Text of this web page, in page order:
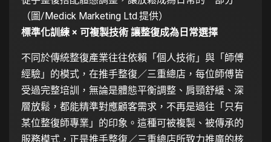
（圖/Medick Marketing Ltd.提供）
標準化訓練 × 可複製技術 讓整復成為日常選擇
不同於傳統整復產業往往依賴「個人技術」與「師傅
經驗」的模式，在推手整復／三重總店，每位師傅皆
受過完整培訓，無論是體態平衡調整、肩頸舒緩、深
層放鬆，都能精準對應顧客需求，不再是過往「只有
某位整復師專業」的印象。這種可被複製、被傳承的
服務模式，正是推手整復／三重總店所致力推廣的核